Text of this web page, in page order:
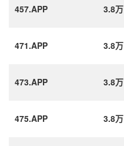
457.APP 3.8万
471.APP 3.8万
473.APP 3.8万
475.APP 3.8万